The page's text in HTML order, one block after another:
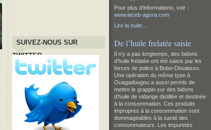
SUIVEZ-NOUS SUR
TWITTER
Pour plus d’informations, voir :
www.laceb-agora.com
Lire la suite...
De l’huile frelatée saisie
Il n’y a pas longtemps, des bidons
d’huile frelatée ont été saisis par les
forces de police à Bobo-Dioulasso.
Une opération du même type à
Ouagadougou a aussi permis de
mettre le grappin sur des bidons
d’huile de vidange distillée et destinée
à la consommation. Ces produits
impropres à la consommation sont
dommageables à la santé des
consommateurs. Les impuretés